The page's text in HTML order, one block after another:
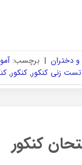
دختران | برچسب:
تست زنی کنکور,کنکور,
کنکور